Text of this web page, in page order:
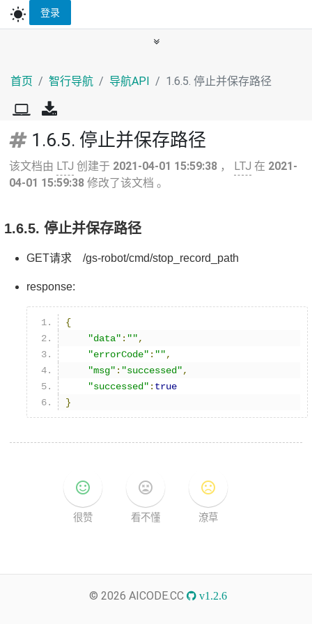
wb_sunny 登录
首页 智行导航 导航API 1.6.5. 停止并保存路径
1.6.5. 停止并保存路径
该文档由 LTJ 创建于 2021-04-01 15:59:38 ， LTJ 在 2021-
04-01 15:59:38 修改了该文档 。
1.6.5. 停止并保存路径
GET请求 /gs-robot/cmd/stop_record_path
response:
{
"data" : "",
"errorCode" : "",
"msg" : "successed",
"successed" : true
}
sentiment_satisfied
很赞
sentiment_very_dissatisfied
看不懂
sentiment_dissatisfied
潦草
© 2026 AICODE.CC v1.2.6